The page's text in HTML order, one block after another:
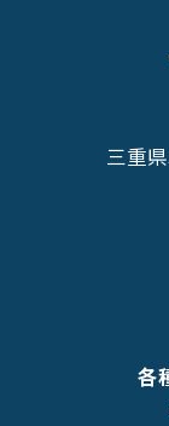
三重
各